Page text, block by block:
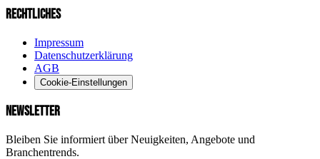
RECHTLICHES
Impressum
Datenschutzerklärung
AGB
Cookie-Einstellungen
NEWSLETTER
Bleiben Sie informiert über Neuigkeiten, Angebote und
Branchentrends.